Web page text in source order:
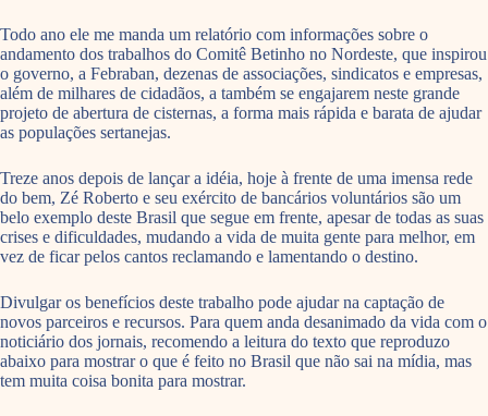
Todo ano ele me manda um relatório com informações sobre o
andamento dos trabalhos do Comitê Betinho no Nordeste, que inspirou
o governo, a Febraban, dezenas de associações, sindicatos e empresas,
além de milhares de cidadãos, a também se engajarem neste grande
projeto de abertura de cisternas, a forma mais rápida e barata de ajudar
as populações sertanejas.
Treze anos depois de lançar a idéia, hoje à frente de uma imensa rede
do bem, Zé Roberto e seu exército de bancários voluntários são um
belo exemplo deste Brasil que segue em frente, apesar de todas as suas
crises e dificuldades, mudando a vida de muita gente para melhor, em
vez de ficar pelos cantos reclamando e lamentando o destino.
Divulgar os benefícios deste trabalho pode ajudar na captação de
novos parceiros e recursos. Para quem anda desanimado da vida com o
noticiário dos jornais, recomendo a leitura do texto que reproduzo
abaixo para mostrar o que é feito no Brasil que não sai na mídia, mas
tem muita coisa bonita para mostrar.